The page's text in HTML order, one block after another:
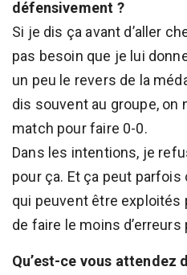
défensivement ?
Si je dis ça avant d’aller
pas besoin que je lui
un peu le revers de la
dis souvent au groupe, on
match pour faire 0-0.
Dans les intentions, je
pour ça. Et ça peut
qui peuvent être exploités
de faire le moins
Qu’est-ce vous attendez